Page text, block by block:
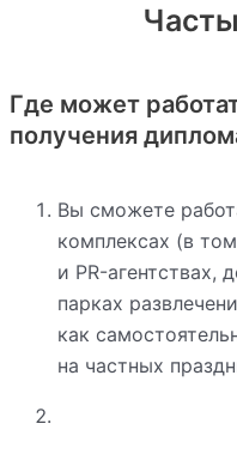
Где может
получения
Вы сможете
комплексах (в
и PR-агентствах,
парках
как
на частных